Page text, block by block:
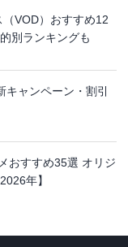
（VOD）おすすめ12
別ランキングも
キャンペーン・割引
おすすめ35選 オリジ
年】